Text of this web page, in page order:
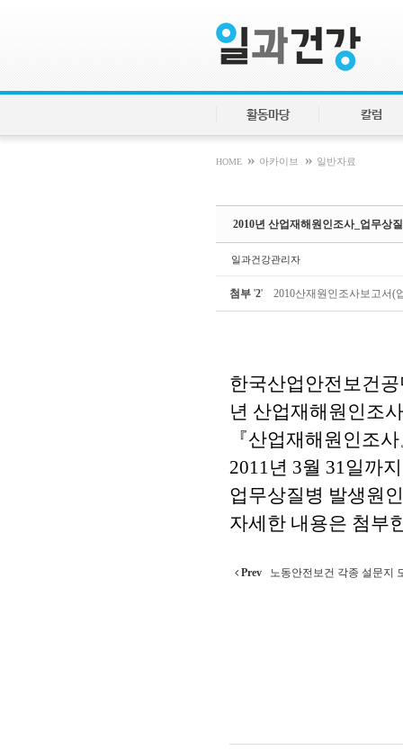
활동마당 칼럼
HOME » 아카이브 » 일반자료
2010년 산업재해원인조사_업무상
일과건강관리자
첨부 '2' 2010산재원인조사보고서(
한국산업안전보건
년 산업재해원인조
『산업재해원인조
2011년 3월 31일까
업무상질병 발생원
자세한 내용은 첨부
Prev 노동안전보건 각종 설문지